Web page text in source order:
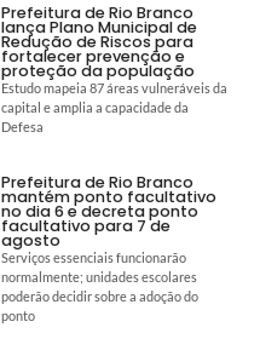
Prefeitura de Rio Branco
lança Plano Municipal de
Redução de Riscos para
fortalecer prevenção e
proteção da população
Estudo mapeia 87 áreas vulneráveis da
capital e amplia a capacidade da
Defesa
Prefeitura de Rio Branco
mantém ponto facultativo
no dia 6 e decreta ponto
facultativo para 7 de
agosto
Serviços essenciais funcionarão
normalmente; unidades escolares
poderão decidir sobre a adoção do
ponto